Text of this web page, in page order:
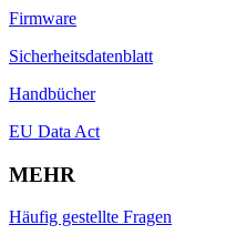
Firmware
Sicherheitsdatenblatt
Handbücher
EU Data Act
MEHR
Häufig gestellte Fragen